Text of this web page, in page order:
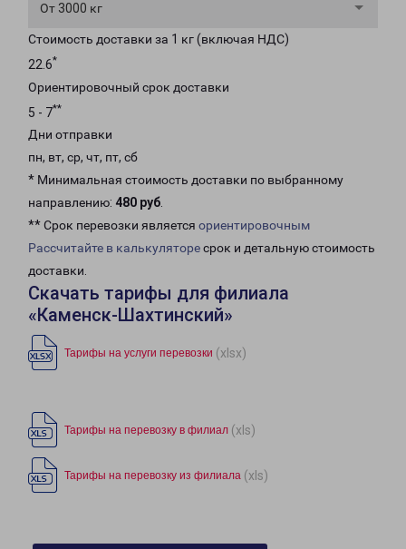
От 3000 кг
Стоимость доставки за 1 кг (включая НДС)
22.6*
Ориентировочный срок доставки
5 - 7**
Дни отправки
пн, вт, ср, чт, пт, сб
* Минимальная стоимость доставки по выбранному
направлению: 480 руб.
** Срок перевозки является ориентировочным
Рассчитайте в калькуляторесрок и детальную стоимость
доставки.
Скачать тарифы для филиала
«Каменск-Шахтинский»
Тарифы на услуги перевозки (xlsx)
Тарифы на перевозку в филиал (xls)
Тарифы на перевозку из филиала (xls)